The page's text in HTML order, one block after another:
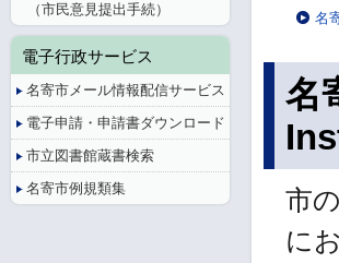
名
名
市
に
（市民意見提出手続）
電子行政サービス
名寄市メール情報配信サービス
電子申請・申請書ダウンロード
市立図書館蔵書検索
名寄市例規類集